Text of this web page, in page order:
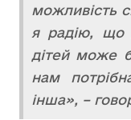
можливість
я радію, що
дітей може
нам
інша», –